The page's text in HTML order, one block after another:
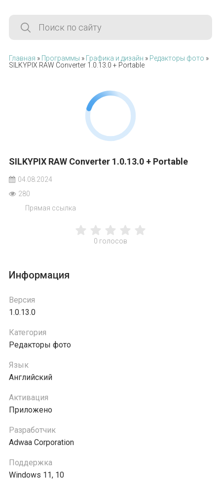
Главная » Программы » Графика и дизайн » Редакторы фото »
SILKYPIX RAW Converter 1.0.13.0 + Portable
SILKYPIX RAW Converter 1.0.13.0 + Portable
04.08.2024
280
Прямая ссылка
0 голосов
Информация
Версия
1.0.13.0
Категория
Редакторы фото
Язык
Английский
Активация
Приложено
Разработчик
Adwaa Corporation
Поддержка
Windows 11, 10